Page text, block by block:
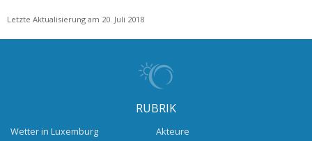
Letzte Aktualisierung am 20. Juli 2018
RUBRIK
Wetter in Luxemburg
Akteure